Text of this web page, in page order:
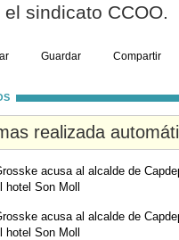
sindicato CCOO.
Guardar Compartir
realizada
acusa al alcalde de
hotel Son Moll
acusa al alcalde de
hotel Son Moll